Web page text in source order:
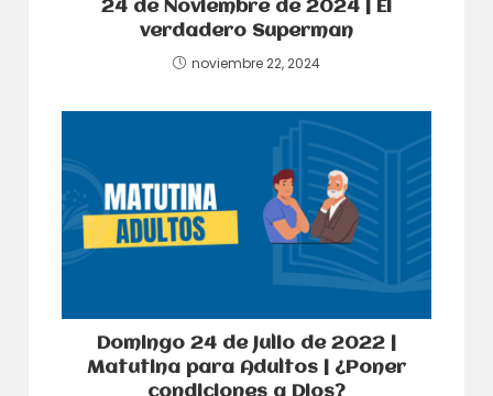
24 de Noviembre de 2024 | El
verdadero Superman
noviembre 22, 2024
Domingo 24 de Julio de 2022 |
Matutina para Adultos | ¿Poner
condiciones a Dios?